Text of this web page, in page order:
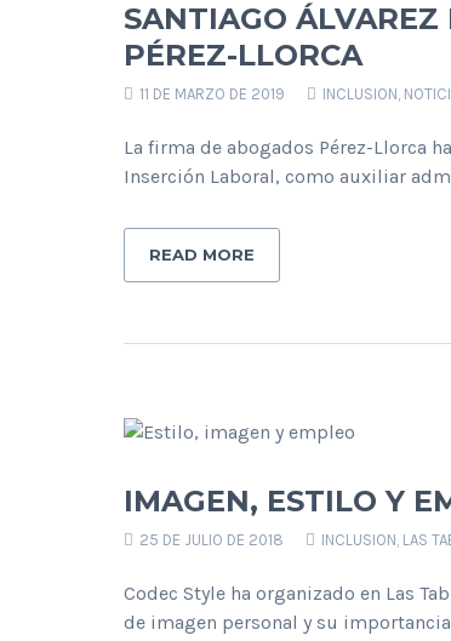
SANTIAGO
PÉREZ-LLORCA
11 DE MARZO DE 2019 INCLUSION,
La firma de abogados Pérez-Llorca
Inserción Laboral, como auxiliar
READ MORE
IMAGEN, ESTILO Y
25 DE JULIO DE 2018 INCLUSION, LAS
Codec Style ha organizado en Las
de imagen personal y su